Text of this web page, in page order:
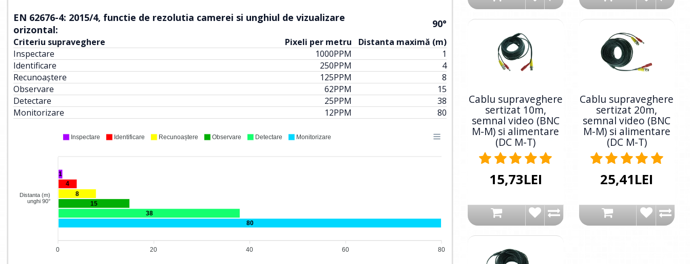
EN 62676-4: 2015/4, functie de rezolutia camerei si unghiul de vizualizare
orizontal:
90°
Criteriu supraveghere Pixeli per metru
Distanta maximă (m)
Inspectare
1000PPM
1
Identificare
250PPM
4
Recunoaștere
125PPM
8
Observare
62PPM
15
Detectare
25PPM
38
Monitorizare
12PPM 80
1
4
8
15
38
80
Distanta (m)
unghi 90°
80
60
40
20
0
Inspectare Identificare Recunoaștere Observare Detectare Monitorizare
Cablu supraveghere
sertizat 10m,
semnal video (BNC
M-M) si alimentare
(DC M-T)
15,73LEI
Cablu supraveghere
sertizat 20m,
semnal video (BNC
M-M) si alimentare
(DC M-T)
25,41LEI